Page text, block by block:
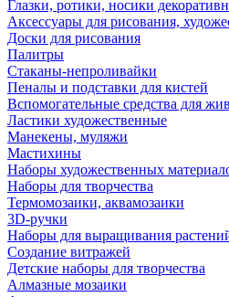
Глазки, ротики, носики
Аксессуары для рисования,
Доски для рисования
Палитры
Стаканы-непроливайки
Пеналы и подставки для кистей
Вспомогательные средства для
Ластики художественные
Манекены, муляжи
Мастихины
Наборы художественных
Наборы для творчества
Термомозаики, аквамозаики
3D-ручки
Наборы для выращивания
Создание витражей
Детские наборы для творчества
Алмазные мозаики